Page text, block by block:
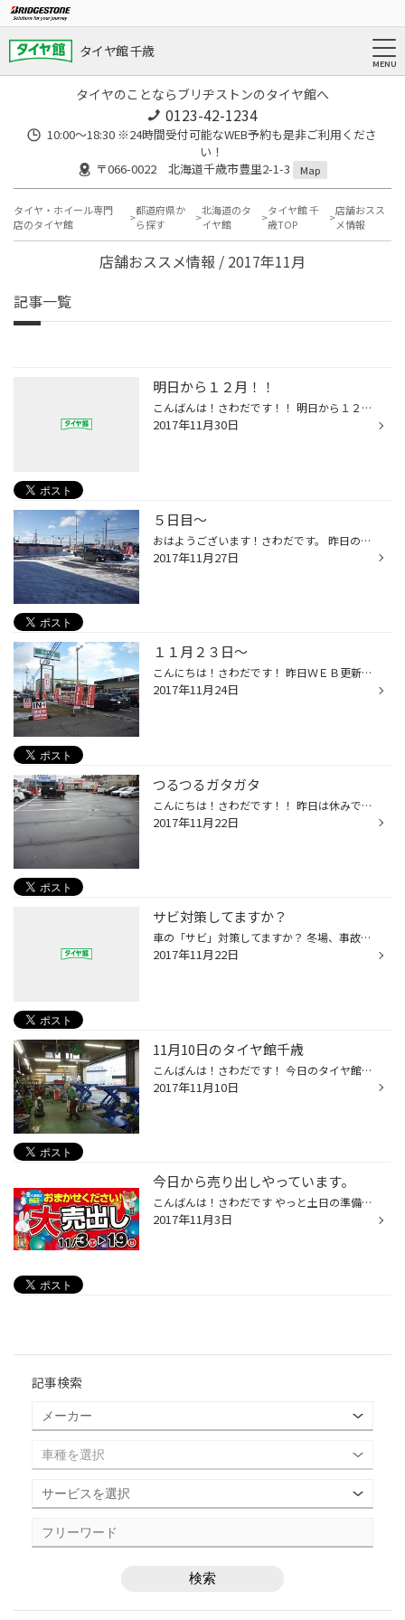
タイヤ館 千歳
タイヤのことならブリヂストンのタイヤ館へ
0123-42-1234
10:00～18:30 ※24時間受付可能なWEB予約も是非ご利用くださ
い！
〒066-0022 北海道千歳市豊里2-1-3
Map
タイヤ・ホイール専門
店のタイヤ館
都道府県か
ら探す
北海道のタ
イヤ館
タイヤ館 千
歳TOP
店舗おスス
メ情報
店舗おススメ情報 / 2017年11月
記事一覧
明日から１２月！！
こんばんは！さわだです！！ 明日から１２月突入です！！ ２０１７年も残り１ヶ月です！！ １２月はグリーンメンバー様のオイルイベントの月です！！ このイベントは当店でお渡ししているメンテナンスパスポートの １ページ目にグリーンメンバーと書いている方が対象です。 １２月は年末ということ...
2017年11月30日
５日目～
おはようございます！さわだです。 昨日の朝から千歳も白くなってきました！！ 駐車場の雪はほとんど解けてますが ようやく冬！！という感じです！ 雪の影響であわててタイヤ交換に来店される方や 冬タイヤは装着しているが滑って新しく交換に来店される方もいらっしゃいました！ 仲野さん 頑張って...
2017年11月27日
１１月２３日～
こんにちは！さわだです！ 昨日ＷＥＢ更新出来ていなかったですが １１月２３日（木）から１２月３日（日）まで スタッドレスタイヤ大売出し 第２弾が開催されています！！ バランス調整済みのセット品もご用意していますのでお急ぎの方にもおすすめです！！ もう冬タイヤを装着した方も多いと思い...
2017年11月24日
つるつるガタガタ
こんにちは！さわだです！！ 昨日は休みで病院の日だったので 札幌まで車で行きました！！ 千歳から札幌北まで高速道路を使って移動したんですが 北広島から雪が多い、、、 高速道路も途中から50キロ規制、、、 札幌ついて高速降りたら 道路がひどいことになってました笑 でこぼこのスケートリンク...
2017年11月22日
サビ対策してますか？
車の「サビ」対策してますか？ 冬場、事故防止を目的に融雪剤がまかれますが、この融雪剤には塩化カルシウムが含まれているため、塗膜がれっかしたり、剥がれているところに融雪剤が付着すると、サビが発生します。 塩化カルシウムの付着を放置しておくと・・・・穴が空いていまい大きな出費になる...
2017年11月22日
11月10日のタイヤ館千歳
こんばんは！さわだです！ 今日のタイヤ館千歳は時間帯によって バタバタしたり余裕があったり、、、 ピットに車が1台もない時間帯が一瞬あったので そのすきにピットの掃除！！ 全レーンのリフトをあげて リフトの下の掃除をしてもらいました！！ この時期はタイヤ交換というイメージが強いと思い...
2017年11月10日
今日から売り出しやっています。
こんばんは！さわだです やっと土日の準備が終わりました。 最近バタバタしていてＷＥＢをさぼってしまってます、、、 本日３日（金）から冬の売り出しが始まっています！！ 冬の準備がまだ！冬タイヤまだ使えるかな？ という方は無料でタイヤの点検もしていますので お気軽にご来店ください！！お...
2017年11月3日
記事検索